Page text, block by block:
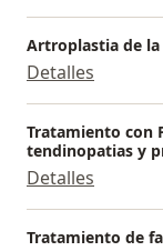
Artroplastia de
Detalles
Tratamiento con
tendinopatias y
Detalles
Tratamiento de